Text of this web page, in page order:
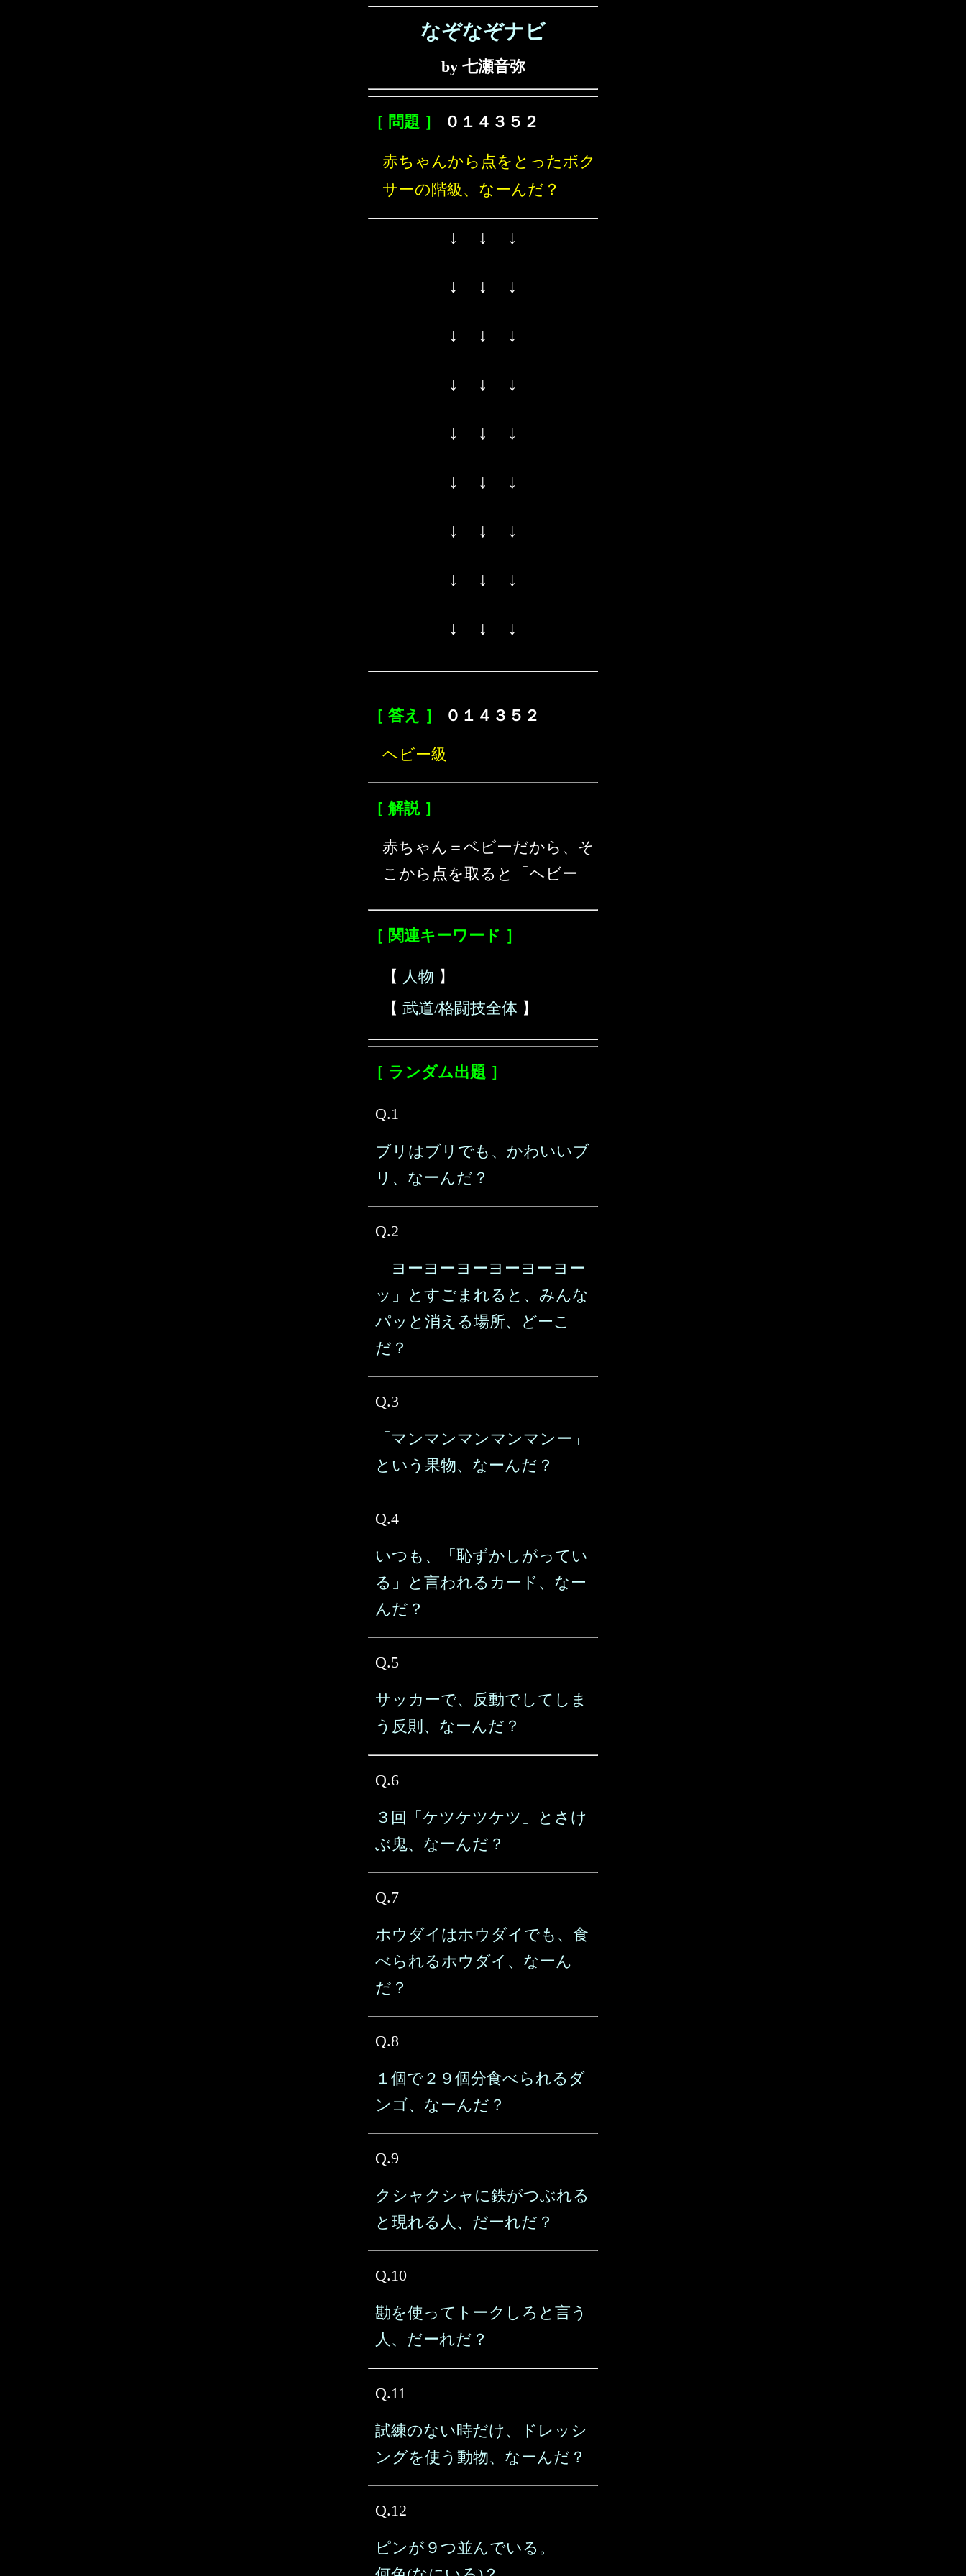
なぞなぞナビ
by 七瀬音弥
［ 問題 ］ ０１４３５２
赤ちゃんから点をとったボク
サーの階級、なーんだ？
↓ ↓ ↓
↓ ↓ ↓
↓ ↓ ↓
↓ ↓ ↓
↓ ↓ ↓
↓ ↓ ↓
↓ ↓ ↓
↓ ↓ ↓
↓ ↓ ↓
［ 答え ］ ０１４３５２
ヘビー級
［ 解説 ］
赤ちゃん＝ベビーだから、そ
こから点を取ると「ヘビー」
［ 関連キーワード ］
【 人物 】
【 武道/格闘技全体 】
［ ランダム出題 ］
Q.1
ブリはブリでも、かわいいブ
リ、なーんだ？
Q.2
「ヨーヨーヨーヨーヨーヨー
ッ」とすごまれると、みんな
パッと消える場所、どーこ
だ？
Q.3
「マンマンマンマンマンー」
という果物、なーんだ？
Q.4
いつも、「恥ずかしがってい
る」と言われるカード、なー
んだ？
Q.5
サッカーで、反動でしてしま
う反則、なーんだ？
Q.6
３回「ケツケツケツ」とさけ
ぶ鬼、なーんだ？
Q.7
ホウダイはホウダイでも、食
べられるホウダイ、なーん
だ？
Q.8
１個で２９個分食べられるダ
ンゴ、なーんだ？
Q.9
クシャクシャに鉄がつぶれる
と現れる人、だーれだ？
Q.10
勘を使ってトークしろと言う
人、だーれだ？
Q.11
試練のない時だけ、ドレッシ
ングを使う動物、なーんだ？
Q.12
ピンが９つ並んでいる。